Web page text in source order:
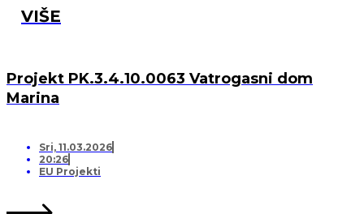
VIŠE
Projekt PK.3.4.10.0063 Vatrogasni dom
Marina
Sri, 11.03.2026
20:26
EU Projekti